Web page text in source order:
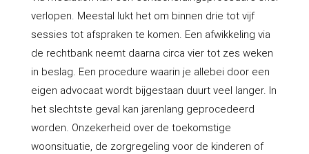
verlopen. Meestal lukt het om binnen drie tot vijf
sessies tot afspraken te komen. Een afwikkeling via
de rechtbank neemt daarna circa vier tot zes weken
in beslag. Een procedure waarin je allebei door een
eigen advocaat wordt bijgestaan duurt veel langer. In
het slechtste geval kan jarenlang geprocedeerd
worden. Onzekerheid over de toekomstige
woonsituatie, de zorgregeling voor de kinderen of